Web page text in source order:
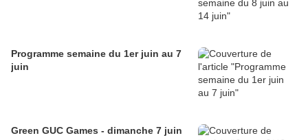
Programme semaine du 1er juin au 7
juin
Green GUC Games - dimanche 7 juin